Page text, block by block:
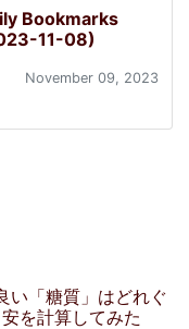
Bookmarks
11-08)
November 09, 2023
い「糖質」はどれぐ
を計算してみた